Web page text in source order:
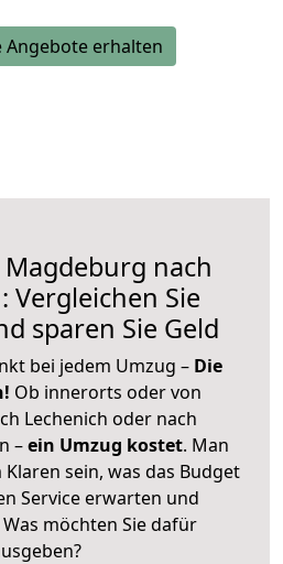
Angebote erhalten
nach
Vergleichen Sie
sparen Sie Geld
bei jedem Umzug – Die
Ob innerorts oder von
Lechenich oder nach
–ein Umzug kostet. Man
sein, was das Budget
Service erwarten und
möchten Sie dafür